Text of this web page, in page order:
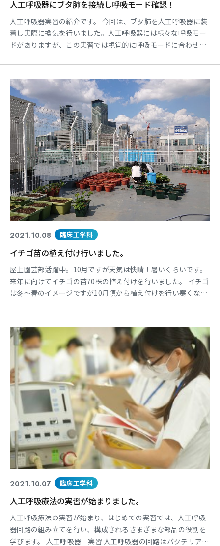
人工呼吸器にブタ肺を接続し呼吸モード確認！
人工呼吸器実習の紹介です。 今回は、ブタ肺を人工呼吸器に装
着し実際に換気を行いました。人工呼吸器には様々な呼吸モー
ドがありますが、この実習では視覚的に呼吸モードに合わせた
ます。 この実習を通じ、肺の解剖生理と人工呼吸の動きのイメ
ージが出来るとよいと思います。 https://www.y
2021.10.08 臨床工学科
イチゴ苗の植え付け行いました。
屋上園芸部活躍中。10月ですが天気は快晴！暑いくらいです。
来年に向けてイチゴの苗70株の植え付けを行いました。 イチゴ
は冬～春のイメージですが10月頃から植え付けを行い寒くなる
てていきます。
2021.10.07 臨床工学科
人工呼吸療法の実習が始まりました。
人工呼吸療法の実習が始まり、はじめての実習では、人工呼吸
器回路の組み立てを行い、構成されるさまざまな部品の役割を
学びます。 人工呼吸器 実習 人工呼吸器の回路はバクテリアフ